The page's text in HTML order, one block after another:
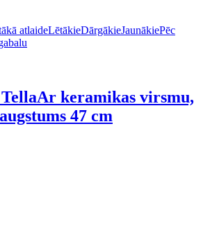
atlaideLētākieDārgākieJaunākiePēc
Ar keramikas virsmu,
47 cm